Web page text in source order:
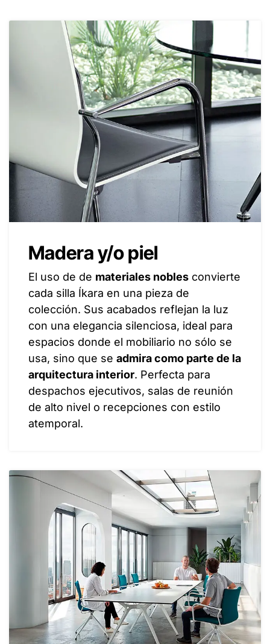
Madera y/o piel
El uso de de materiales nobles convierte
cada silla Íkara en una pieza de
colección. Sus acabados reflejan la luz
con una elegancia silenciosa, ideal para
espacios donde el mobiliario no sólo se
usa, sino que se admira como parte de la
arquitectura interior. Perfecta para
despachos ejecutivos, salas de reunión
de alto nivel o recepciones con estilo
atemporal.